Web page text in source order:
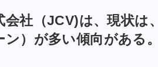
社（JCV)は、現状は
）が多い傾向がある。